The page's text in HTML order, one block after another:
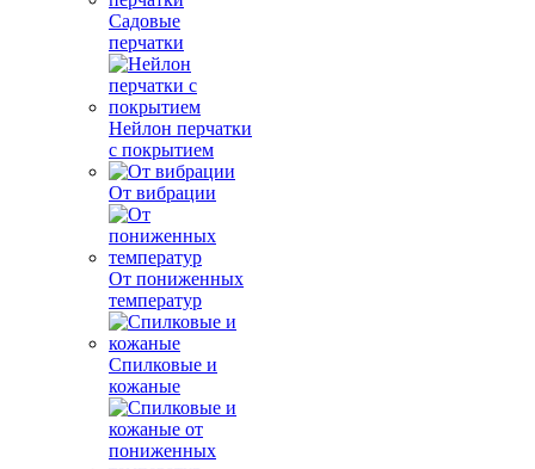
Садовые
перчатки
Нейлон перчатки
с покрытием
От вибрации
От пониженных
температур
Спилковые и
кожаные